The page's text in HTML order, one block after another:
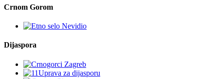
Crnom Gorom
Dijaspora